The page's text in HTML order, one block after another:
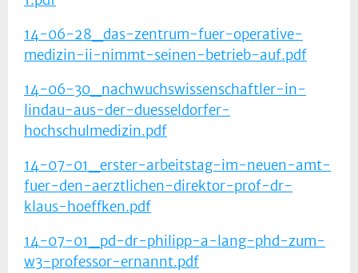
14-06-28_das-zentrum-fuer-operative-
medizin-ii-nimmt-seinen-betrieb-auf.pdf
14-06-30_nachwuchswissenschaftler-in-
lindau-aus-der-duesseldorfer-
hochschulmedizin.pdf
14-07-01_erster-arbeitstag-im-neuen-amt-
fuer-den-aerztlichen-direktor-prof-dr-
klaus-hoeffken.pdf
14-07-01_pd-dr-philipp-a-lang-phd-zum-
w3-professor-ernannt.pdf